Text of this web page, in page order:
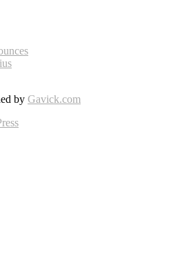
by Gavick.com